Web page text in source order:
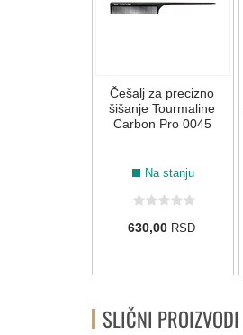
Češalj za precizno
šišanje Tourmaline
Carbon Pro 0045
Na stanju
630,00 RSD
SLIČNI PROIZVODI